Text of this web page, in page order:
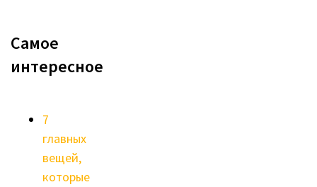
Самое
интересное
7
главных
вещей,
которые